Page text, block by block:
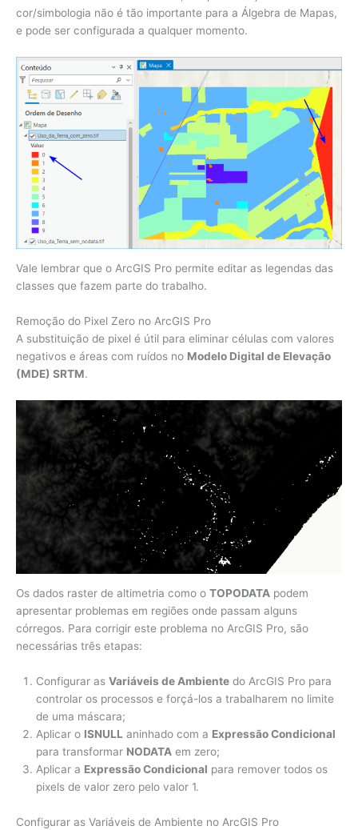
cor/simbologia não é tão importante para a Álgebra de Mapas,
e pode ser configurada a qualquer momento.
Vale lembrar que o ArcGIS Pro permite editar as legendas das
classes que fazem parte do trabalho.
Remoção do Pixel Zero no ArcGIS Pro
A substituição de pixel é útil para eliminar células com valores
negativos e áreas com ruídos no Modelo Digital de Elevação
(MDE) SRTM.
Os dados raster de altimetria como o TOPODATA podem
apresentar problemas em regiões onde passam alguns
córregos. Para corrigir este problema no ArcGIS Pro, são
necessárias três etapas:
Configurar as Variáveis de Ambientedo ArcGIS Pro para
controlar os processos e forçá-los a trabalharem no limite
de uma máscara;
Aplicar o ISNULLaninhado com a Expressão Condicional
para transformar NODATAem zero;
Aplicar a Expressão Condicional para remover todos os
pixels de valor zero pelo valor 1.
Configurar as Variáveis de Ambiente no ArcGIS Pro